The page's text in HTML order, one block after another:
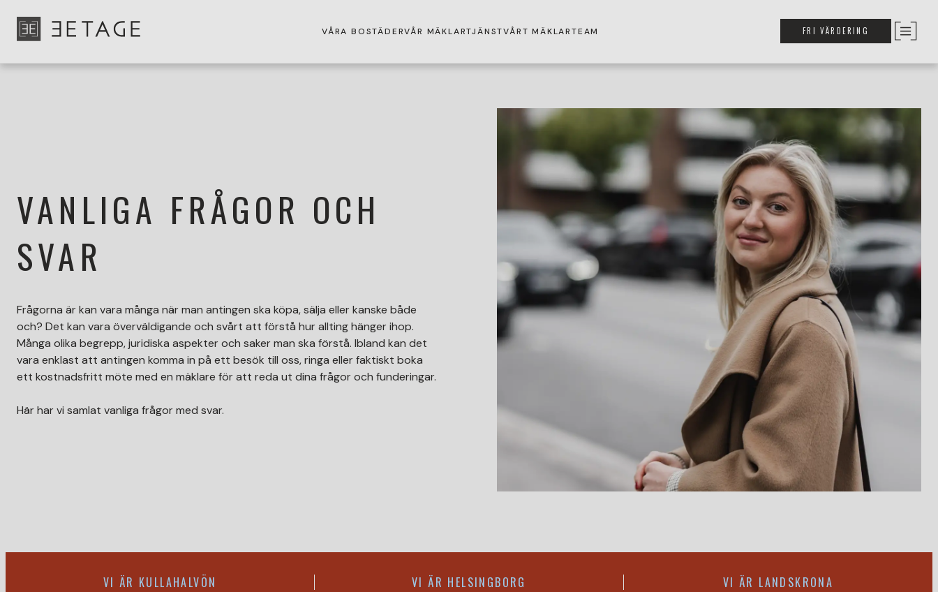
VÅRA BOSTÄDERVÅR MÄKLARTJÄNSTVÅRT MÄKLARTEAM FRI VÄRDERING
VANLIGA FRÅGOR OCH
SVAR
Frågorna är kan vara många när man antingen ska köpa, sälja eller kanske både
och? Det kan vara överväldigande och svårt att förstå hur allting hänger ihop.
Många olika begrepp, juridiska aspekter och saker man ska förstå. Ibland kan det
vara enklast att antingen komma in på ett besök till oss, ringa eller faktiskt boka
ett kostnadsfritt möte med en mäklare för att reda ut dina frågor och funderingar.
Här har vi samlat vanliga frågor med svar.
VI ÄR KULLAHALVÖN VI ÄR HELSINGBORG VI ÄR LANDSKRONA